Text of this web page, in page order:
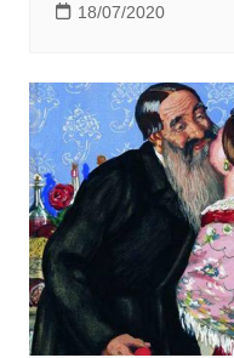
18/07/2020